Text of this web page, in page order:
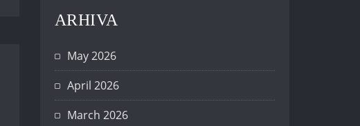
ARHIVA
May 2026
April 2026
March 2026